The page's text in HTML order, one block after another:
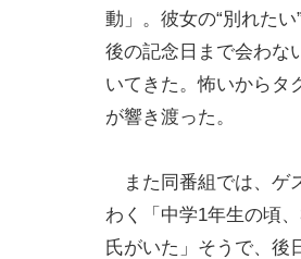
動」。彼女の“別れた
後の記念日まで会わな
いてきた。怖いからタ
が響き渡った。
また同番組では、ゲ
わく「中学1年生の頃
氏がいた」そうで、後